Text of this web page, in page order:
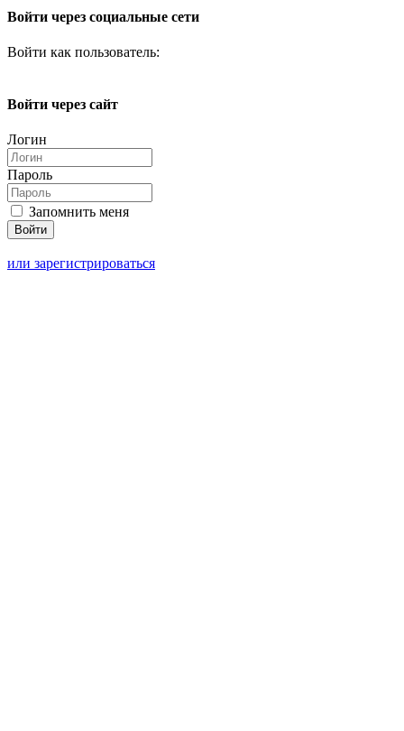
Войти через социальные сети
Войти как пользователь:
Войти через сайт
Логин
Пароль
Запомнить меня
или зарегистрироваться